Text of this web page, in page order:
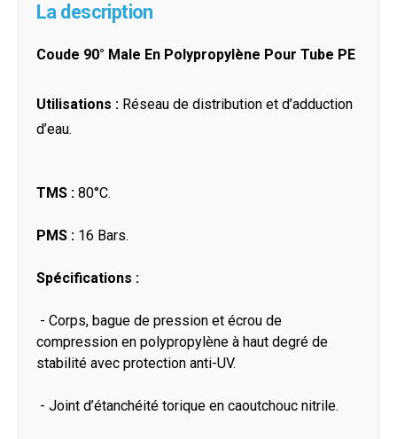
La description
Coude 90° Male En Polypropylène Pour Tube PE
Utilisations : Réseau de distribution et d’adduction
d’eau.
TMS : 80°C.
PMS : 16 Bars.
Spécifications :
- Corps, bague de pression et écrou de
compression en polypropylène à haut degré de
stabilité avec protection anti-UV.
- Joint d’étanchéité torique en caoutchouc nitrile.